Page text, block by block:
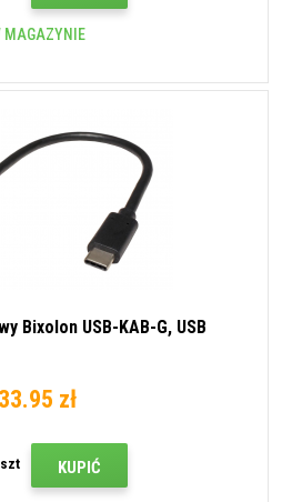
MAGAZYNIE
Bixolon USB-KAB-G, USB
33.95 zł
szt KUPIĆ